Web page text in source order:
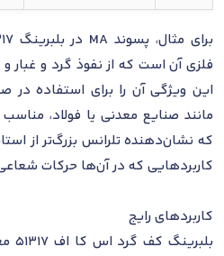
فلزی آن است که از نفوذ گرد و غبار
این ویژگی آن را برای استفاده
که نشان‌دهنده تلرانس بزرگ‌تر از
کاربردهایی که در آن‌ها حرکات
کاربردهای رایج